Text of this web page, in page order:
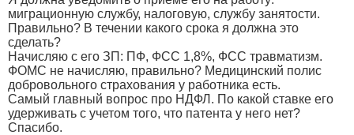
миграционную службу, налоговую, службу занятости.
Правильно? В течении какого срока я должна это
сделать?
Начисляю с его ЗП: ПФ, ФСС 1,8%, ФСС травматизм.
ФОМС не начисляю, правильно? Медицинский полис
добровольного страхования у работника есть.
Самый главный вопрос про НДФЛ. По какой ставке его
удерживать с учетом того, что патента у него нет?
Спасибо.